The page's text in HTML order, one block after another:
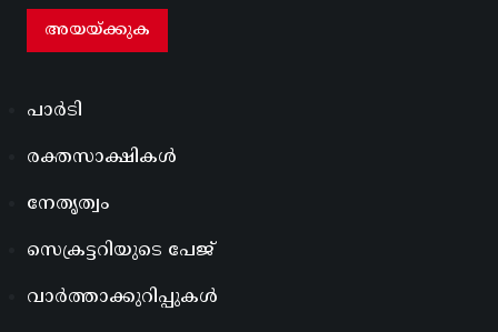
പാർടി
രക്തസാക്ഷികൾ
നേതൃത്വം
സെക്രട്ടറിയുടെ പേജ്
വാർത്താക്കുറിപ്പുകൾ